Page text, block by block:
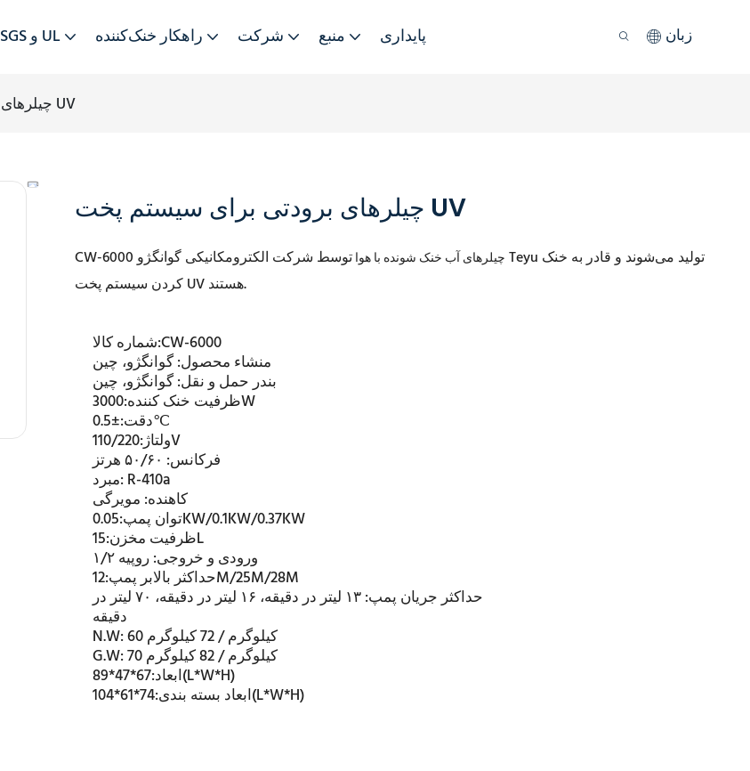
چیلر SGS و UL راهکار خنک‌کننده شرکت منبع پایداری زبان
چیلرهای برودتی برای سیستم پخت UV
چیلرهای برودتی برای سیستم پخت UV
CW-6000 چیلرهای آب خنک شونده با هواتوسط شرکت الکترومکانیکی گوانگژو Teyu تولید می‌شوند و قادر به خنک
کردن سیستم پخت UV هستند.
شماره کالا:CW-6000
منشاء محصول:گوانگژو، چین
بندر حمل و نقل:گوانگژو، چین
ظرفیت خنک کننده:3000W
دقت:±0.5℃
ولتاژ:110/220V
فرکانس: ۵۰/۶۰ هرتز
مبرد:R-410a
کاهنده: مویرگی
توان پمپ:0.05KW/0.1KW/0.37KW
ظرفیت مخزن:15L
ورودی و خروجی:روپیه ۱/۲
حداکثر بالابر پمپ:12M/25M/28M
حداکثر جریان پمپ:
۱۳ لیتر در دقیقه، ۱۶ لیتر در دقیقه، ۷۰ لیتر در
دقیقه
N.W:
60 کیلوگرم / 72 کیلوگرم
G.W:
70 کیلوگرم / 82 کیلوگرم
ابعاد:67*47*89(L*W*H)
ابعاد بسته بندی:74*61*104(L*W*H)